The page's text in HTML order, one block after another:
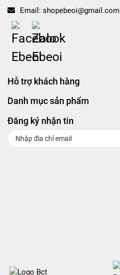
Email: shopebeoi@gmail.com
Hỗ trợ khách hàng
Danh mục sản phẩm
Đăng ký nhận tin